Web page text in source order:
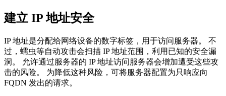
建立 IP 地址安全
IP 地址是分配给网络设备的数字标签，用于访问服务器。 不
过，蠕虫等自动攻击会扫描 IP 地址范围，利用已知的安全漏
洞。 允许通过服务器的 IP 地址访问服务器会增加遭受这些攻
击的风险。 为降低这种风险，可将服务器配置为只响应向
FQDN 发出的请求。